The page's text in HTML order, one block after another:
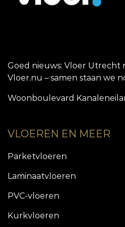
Goed nieuws: Vloer Utrecht
Vloer.nu – samen staan we
Woonboulevard
VLOEREN EN MEER
Parketvloeren
Laminaatvloeren
PVC-vloeren
Kurkvloeren